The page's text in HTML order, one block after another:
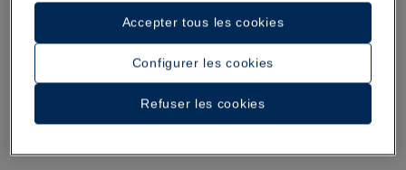
Configurer les cookies
Refuser les cookies
Accepter tous les cookies